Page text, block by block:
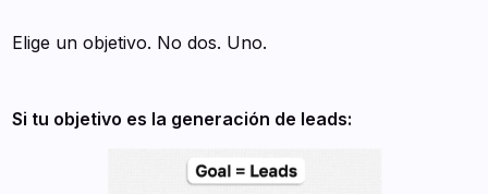
Elige un objetivo. No dos. Uno.
Si tu objetivo es la generación de leads: